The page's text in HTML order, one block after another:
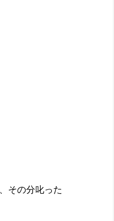
その分叱った